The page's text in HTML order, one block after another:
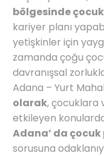
bölgesinde
kariyer planı
yetişkinler için
zamanda çoğu
davranışsal
Adana – Yurt
olarak, çocuklara
etkileyen
Adana’ da
sorusuna